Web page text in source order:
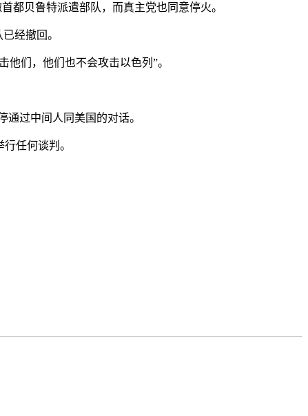
贝鲁特派遣部队，而真主党也同意停火。
经撤回。
们，他们也不会攻击以色列”。
过中间人同美国的对话。
任何谈判。